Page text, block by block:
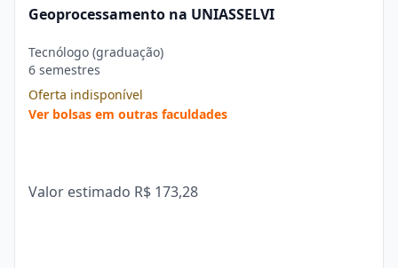
Geoprocessamento na UNIASSELVI
Tecnólogo (graduação)
6 semestres
Oferta indisponível
Ver bolsas em outras faculdades
Valor estimado R$ 173,28